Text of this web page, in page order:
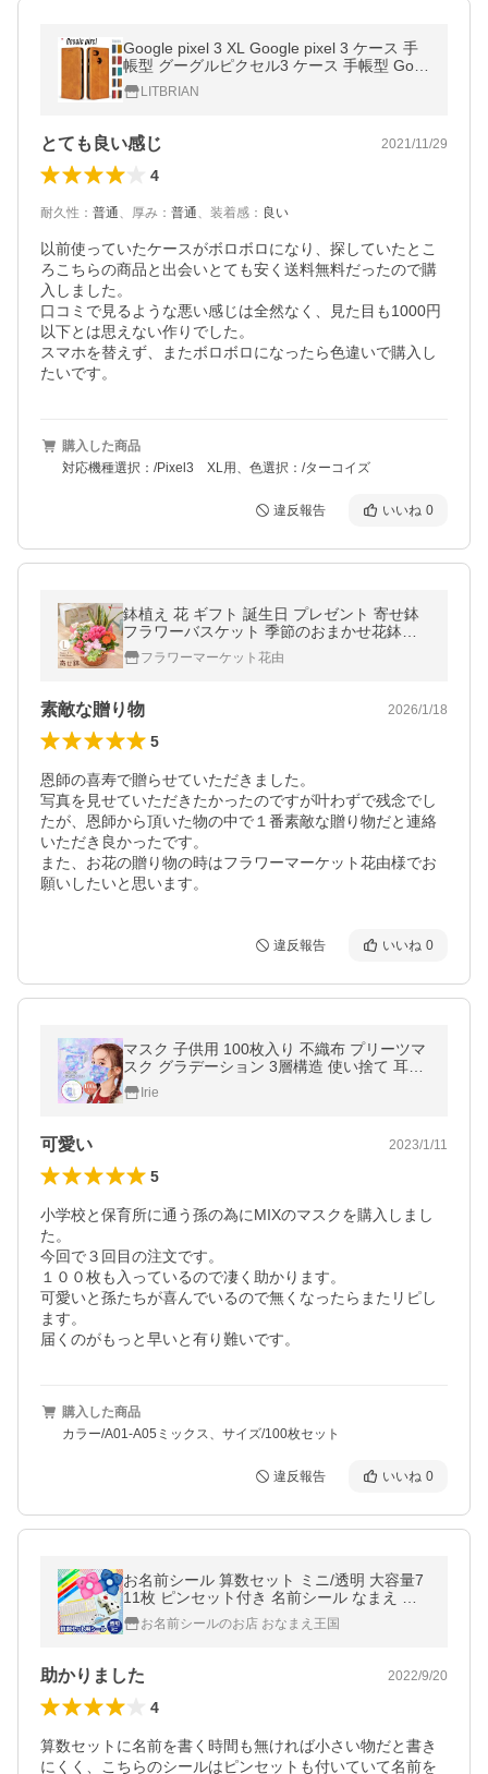
Google pixel 3 XL Google pixel 3 ケース 手
帳型 グーグルピクセル3 ケース 手帳型 Goo
gle Pixel 3XLケース 訳アリ商品
LITBRIAN
とても良い感じ 2021/11/29
4
耐久性 ： 普通、 厚み ： 普通、 装着感 ： 良い
以前使っていたケースがボロボロになり、探していたとこ
ろこちらの商品と出会いとても安く送料無料だったので購
入しました。
口コミで見るような悪い感じは全然なく、見た目も1000円
以下とは思えない作りでした。
スマホを替えず、またボロボロになったら色違いで購入し
たいです。
購入した商品
対応機種選択：/Pixel3 XL用、色選択：/ターコイズ
違反報告 いいね 0
鉢植え 花 ギフト 誕生日 プレゼント 寄せ鉢
フラワーバスケット 季節のおまかせ花鉢と
グリーンの寄せ入れ＜Lサイズ＞ お祝い 結婚
祝い 開店祝い
フラワーマーケット花由
素敵な贈り物 2026/1/18
5
恩師の喜寿で贈らせていただきました。
写真を見せていただきたかったのですが叶わずで残念でし
たが、恩師から頂いた物の中で１番素敵な贈り物だと連絡
いただき良かったです。
また、お花の贈り物の時はフラワーマーケット花由様でお
願いしたいと思います。
違反報告 いいね 0
マスク 子供用 100枚入り 不織布 プリーツマ
スク グラデーション 3層構造 使い捨て 耳が
人気 小さめ 男の子 おしゃれ 可愛い 人気対
策 Irie
可愛い 2023/1/11
5
小学校と保育所に通う孫の為にMIXのマスクを購入しまし
た。
今回で３回目の注文です。
１００枚も入っているので凄く助かります。
可愛いと孫たちが喜んでいるので無くなったらまたリピし
ます。
購入した商品
カラー/A01-A05ミックス、サイズ/100枚セット
違反報告 いいね 0
お名前シール 算数セット ミニ/透明 大容量7
11枚 ピンセット付き 名前シール なまえ 名
前 ネーム シール 算数 さんすう 防水 耐水 小
学生 入学 入学準備
お名前シールのお店 おなまえ王国
助かりました 2022/9/20
4
算数セットに名前を書く時間も無ければ小さい物だと書き
にくく、こちらのシールはピンセットも付いていて名前を